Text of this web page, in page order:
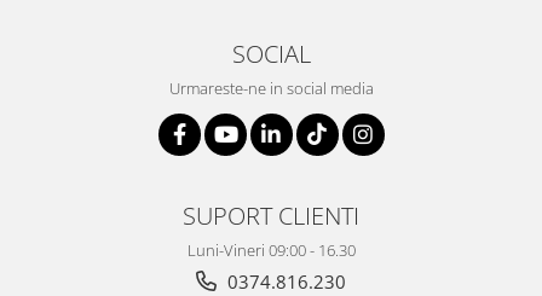
SOCIAL
Urmareste-ne in social media
SUPORT CLIENTI
Luni-Vineri 09:00 - 16.30
0374.816.230